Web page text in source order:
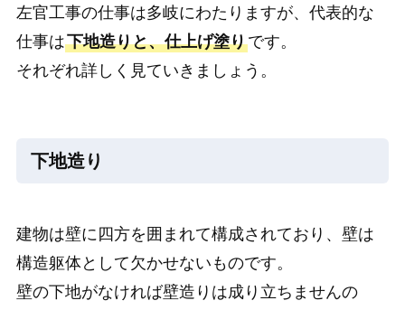
左官工事の仕事は多岐にわたりますが、代表的な
仕事は下地造りと、仕上げ塗りです。
それぞれ詳しく見ていきましょう。
下地造り
建物は壁に四方を囲まれて構成されており、壁は
構造躯体として欠かせないものです。
壁の下地がなければ壁造りは成り立ちませんの